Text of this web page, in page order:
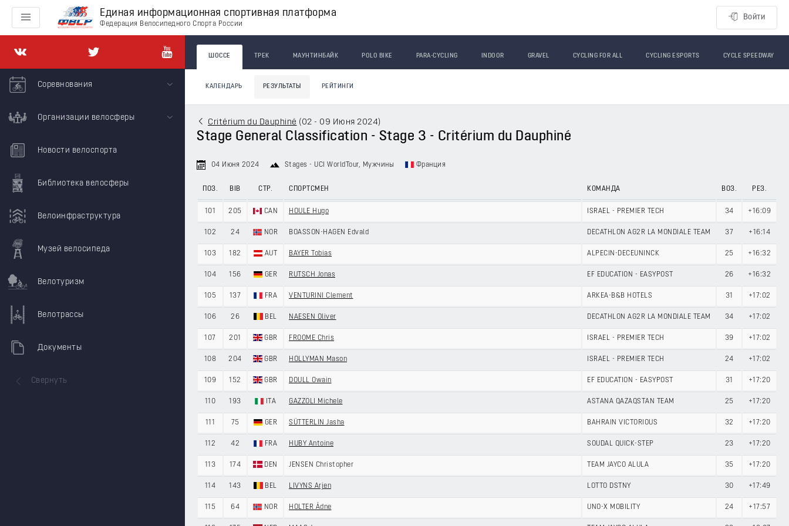
Единая информационная спортивная платформа
Федерация Велосипедного Спорта России
Войти
Соревнования
Организации велосферы
Новости велоспорта
Библиотека велосферы
Велоинфраструктура
Музей велосипеда
Велотуризм
Велотрассы
Документы
Свернуть
ШОССЕ ТРЕК МАУНТИНБАЙК POLO BIKE PARA-CYCLING INDOOR GRAVEL CYCLING FOR ALL CYCLING ESPORTS CYCLE SPEEDWAY
КАЛЕНДАРЬ РЕЗУЛЬТАТЫ РЕЙТИНГИ
Critérium du Dauphiné ( 02 - 09 Июня 2024)
Stage General Classification - Stage 3 - Critérium du Dauphiné
04 Июня 2024 Stages - UCI WorldTour, Мужчины Франция
ПОЗ. BIB СТР. СПОРТСМЕН КОМАНДА ВОЗ. РЕЗ.
101 205 CAN HOULE Hugo ISRAEL - PREMIER TECH 34 +16:09
102 24 NOR BOASSON-HAGEN Edvald DECATHLON AG2R LA MONDIALE TEAM 37 +16:14
103 182 AUT BAYER Tobias ALPECIN-DECEUNINCK 25 +16:32
104 156 GER RUTSCH Jonas EF EDUCATION - EASYPOST 26 +16:32
105 137 FRA VENTURINI Clement ARKEA-B&B HOTELS 31 +17:02
106 26 BEL NAESEN Oliver DECATHLON AG2R LA MONDIALE TEAM 34 +17:02
107 201 GBR FROOME Chris ISRAEL - PREMIER TECH 39 +17:02
108 204 GBR HOLLYMAN Mason ISRAEL - PREMIER TECH 24 +17:02
109 152 GBR DOULL Owain EF EDUCATION - EASYPOST 31 +17:20
110 193 ITA GAZZOLI Michele ASTANA QAZAQSTAN TEAM 25 +17:20
111 75 GER SÜTTERLIN Jasha BAHRAIN VICTORIOUS 32 +17:20
112 42 FRA HUBY Antoine SOUDAL QUICK-STEP 23 +17:20
113 174 DEN JENSEN Christopher TEAM JAYCO ALULA 35 +17:20
114 143 BEL LIVYNS Arjen LOTTO DSTNY 30 +17:49
115 64 NOR HOLTER Ådne UNO-X MOBILITY 24 +17:57